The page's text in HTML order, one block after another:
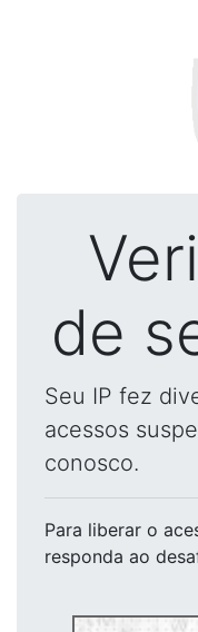
de
Seu IP fez
acessos
conosco.
Para liberar o
responda ao